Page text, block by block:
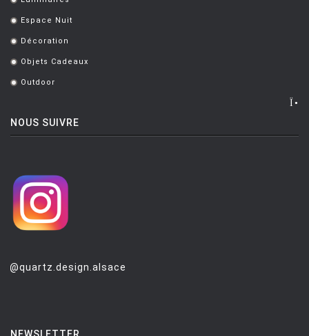
.
. Espace Nuit
. Décoration
. Objets Cadeaux
. Outdoor
NOUS SUIVRE
@quartz.design.alsace